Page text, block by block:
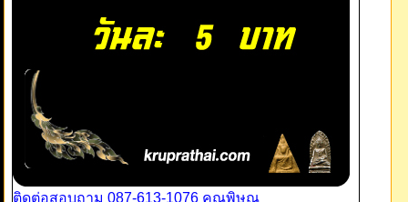
ติดต่อสอบถาม 087-613-1076 คุณพิษณุ